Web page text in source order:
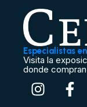
Especialistas
Visita la
donde